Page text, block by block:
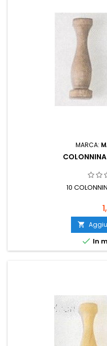
MARCA:
10

 In